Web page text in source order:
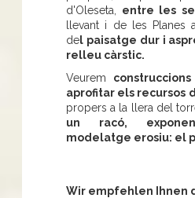
d'Oleseta,
entre les
llevant i de les Planes
del paisatge dur i
relleu càrstic.
Veurem
aprofitar els recursos
propers a la llera del
un racó,
modelatge erosiu: el
Wir empfehlen Ihnen